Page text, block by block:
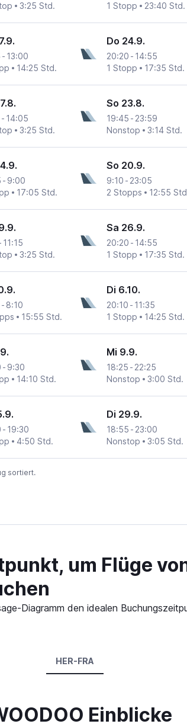
3:25 Std.
1 Stopp
23:40 Std.
- 13:00
14:25 Std.
Do 24.9.
20:20 - 14:55
1 Stopp
17:35 Std.
- 14:05
3:25 Std.
So 23.8.
19:45 - 23:59
Nonstop
3:14 Std.
- 9:00
17:05 Std.
So 20.9.
9:10 - 23:05
2 Stopps
12:55
11:15
3:25 Std.
Sa 26.9.
20:20 - 14:55
1 Stopp
17:35 Std.
- 8:10
15:55 Std.
Di 6.10.
20:10 - 11:35
1 Stopp
14:25 Std.
- 9:30
14:10 Std.
Mi 9.9.
18:25 - 22:25
Nonstop
3:00 Std.
- 19:30
4:50 Std.
Di 29.9.
18:55 - 23:00
Nonstop
3:05 Std.
sortiert.
um Flüge
Diagramm den idealen
HER-FRA
Einblicke